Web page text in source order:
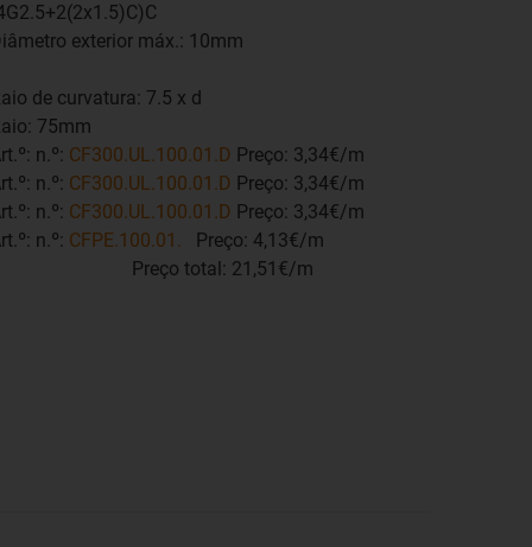
exterior máx.: 10mm
de curvatura: 7.5 x d
75mm
n.º: CF300.UL.100.01.D Preço: 3,34€/m
n.º: CF300.UL.100.01.D Preço: 3,34€/m
n.º: CF300.UL.100.01.D Preço: 3,34€/m
n.º: CFPE.100.01. Preço: 4,13€/m
Preço total: 21,51€/m